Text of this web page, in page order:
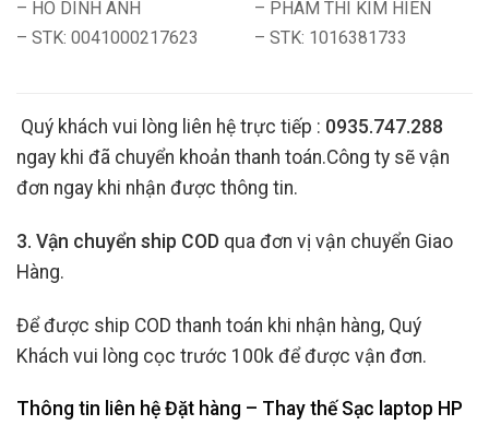
– HO DINH ANH
– STK: 0041000217623
– PHAM THI KIM HIEN
– STK: 1016381733
Quý khách vui lòng liên hệ trực tiếp : 0935.747.288
ngay khi đã chuyển khoản thanh toán.Công ty sẽ vận
đơn ngay khi nhận được thông tin.
3. Vận chuyển ship COD qua đơn vị vận chuyển Giao
Hàng.
Để được ship COD thanh toán khi nhận hàng, Quý
Khách vui lòng cọc trước 100k để được vận đơn.
Thông tin liên hệ Đặt hàng – Thay thế Sạc laptop HP